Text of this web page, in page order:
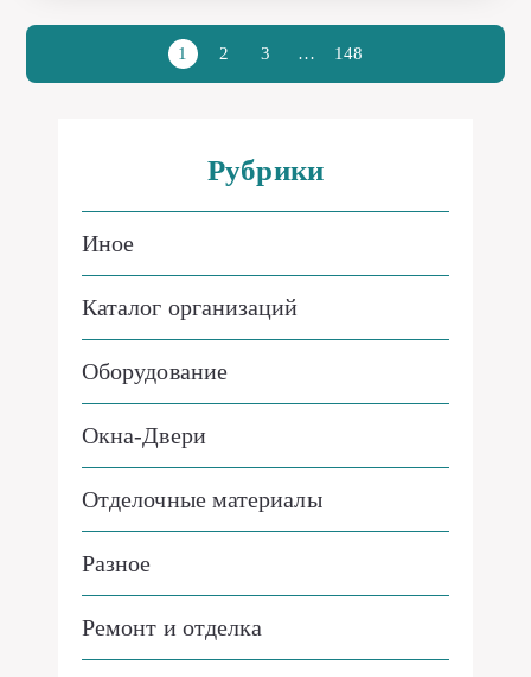
1 2 3 … 148
Рубрики
Иное
Каталог организаций
Оборудование
Окна-Двери
Отделочные материалы
Разное
Ремонт и отделка